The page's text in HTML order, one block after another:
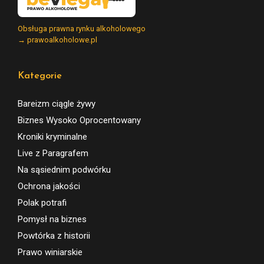
Obsługa prawna rynku alkoholowego
→ prawoalkoholowe.pl
Kategorie
Bareizm ciągle żywy
Biznes Wysoko Oprocentowany
Kroniki kryminalne
Live z Paragrafem
Na sąsiednim podwórku
Ochrona jakości
Polak potrafi
Pomysł na biznes
Powtórka z historii
Prawo winiarskie